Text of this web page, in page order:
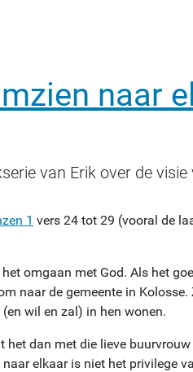
naar
van Erik over de visie
1 vers 24 tot 29 (vooral de
omgaan met God. Als het
naar de gemeente in
wil en zal) in hen wonen.
het dan met die lieve
elkaar is niet het privilege